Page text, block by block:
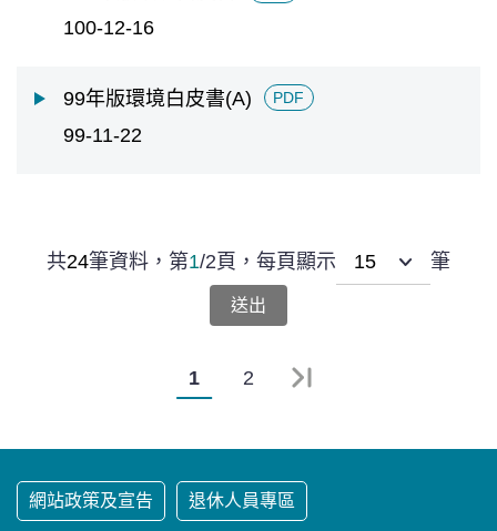
100-12-16
99年版環境白皮書(A) PDF
99-11-22
共24筆資料， 第1/2 頁，每頁顯示 筆
1 2 最末頁
網站政策及宣告 退休人員專區